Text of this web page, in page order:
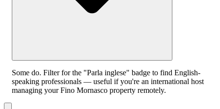
Some do. Filter for the "Parla inglese" badge to find English-
speaking professionals — useful if you're an international host
managing your Fino Mornasco property remotely.